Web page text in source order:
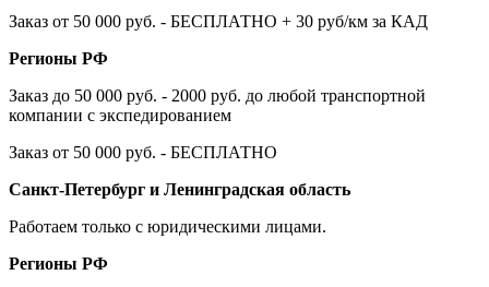
Заказ от 50 000 руб. - БЕСПЛАТНО + 30 руб/км за КАД
Регионы РФ
Заказ до 50 000 руб. - 2000 руб. до любой транспортной
компании с экспедированием
Заказ от 50 000 руб. - БЕСПЛАТНО
Санкт-Петербург и Ленинградская область
Работаем только с юридическими лицами.
Регионы РФ